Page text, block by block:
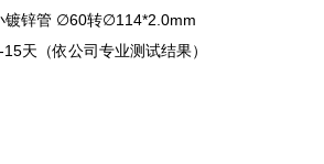
镀锌管 ∅60转∅114*2.0mm
天（依公司专业测试结果）